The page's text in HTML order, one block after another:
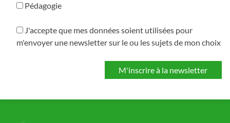
Pédagogie
J'accepte que mes données soient utilisées pour
m'envoyer une newsletter sur le ou les sujets de mon choix